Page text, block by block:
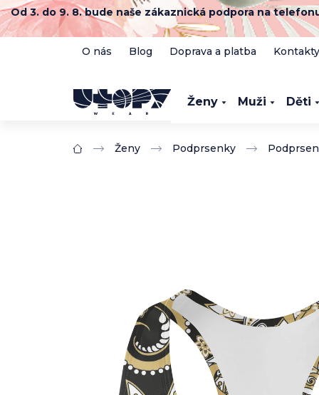
Přejít
na
obsah
Od 3. do 9. 8. bude naše zákaznická podpora na
O nás Blog Doprava a platba Kontakty
Ženy Muži Děti
Domů Ženy Podprsenky